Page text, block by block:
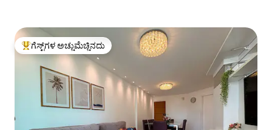
ಗೆಸ್ಟ್‌ಗಳಿಗೆ ಅತಿ ಹೆಚ್ಚು ಅಚ್ಚುಮೆಚ್ಚಿನದು
ಗೆಸ್ಟ್‌ಗಳ ಅಚ್ಚುಮೆಚ್ಚಿನದು